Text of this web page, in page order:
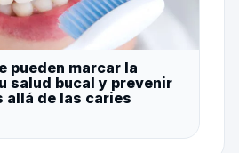
pueden marcar la
salud bucal y prevenir
allá de las caries